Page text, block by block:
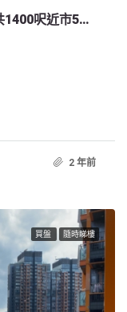
【元朗馬田村】700呎2樓連天台合共1400呎近市5分鐘生活圈
2 年前
買盤 隨時睇樓